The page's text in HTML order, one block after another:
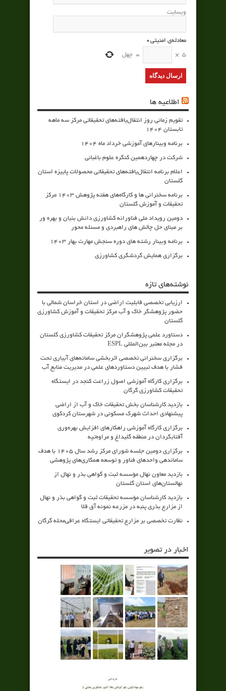
وبسایت
معادله‌ی امنیتی*
5
×
= چهل
اطلاعیه ها
تقویم زمانی روز انتقال‌یافته‌های تحقیقاتی مرکز سه ماهه
تابستان 1404
برنامه وبینارهای آموزشی خرداد ماه 1404
شرکت در چهاردهمین کنگره علوم باغبانی
اعلام برنامه انتقال‌یافته‌های تحقیقاتی محصولات پاییزه استان
گلستان
برنامه سخنرانی ها و کارگاه‌های هفته پژوهش 1403 مرکز
تحقیقات و آموزش گلستان
دومین رویداد ملی فناورانه کشاورزی دانش بنیان و بهره ور
بر مبنای حل چالش های راهبردی و مسئله محور
برنامه وبینار رشته های دوره سنجش مهارت بهار 1403
برگزاری همایش گردشگری کشاورزی
نوشته‌های تازه
ارزیابی تخصصی قابلیت اراضی در استان خراسان شمالی با
حضور پژوهشگر خاک و آب مرکز تحقیقات و آموزش کشاورزی
گلستان
دستاورد علمی پژوهشگران مرکز تحقیقات کشاورزی گلستان
در مجله معتبر بین‌المللی ESPL
برگزاری سخنرانی تخصصی اثربخشی سامانه‌های آبیاری تحت
فشار با هدف تبیین دستاوردهای علمی در مدیریت منابع آب
برگزاری کارگاه آموزشی اصول زراعت کنجد در ایستگاه
تحقیقات کشاورزی گرگان
بازدید کارشناسان بخش تحقیقات خاک و آب از اراضی
پیشنهادی احداث شهرک مسکونی در شهرستان کردکوی
برگزاری کارگاه آموزشی راهکارهای افزایش بهره‌وری
آفتابگردان در منطقه گلیداغ و مراوه‌تپه
برگزاری دومین جلسه شورای مرکز رشد سال ۱۴۰۵ با هدف
ساماندهی واحدهای فناور و توسعه همکاری‌های پژوهشی
بازدید معاون نهال مؤسسه ثبت و گواهی بذر و نهال از
نهالستان‌های استان گلستان
بازدید کارشناسان مؤسسه تحقیقات ثبت و گواهی بذر و نهال
از مزارع بذری پنبه در مزرعه نمونه آق قلا
نظارت تخصصی بر مزارع تحقیقاتی ایستگاه عراقی‌محله گرگان
اخبار در تصویر